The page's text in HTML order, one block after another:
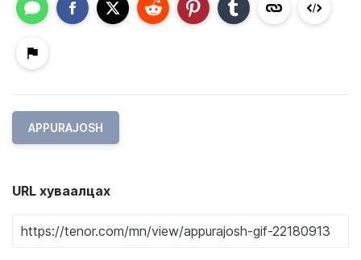
APPURAJOSH
URL хуваалцах